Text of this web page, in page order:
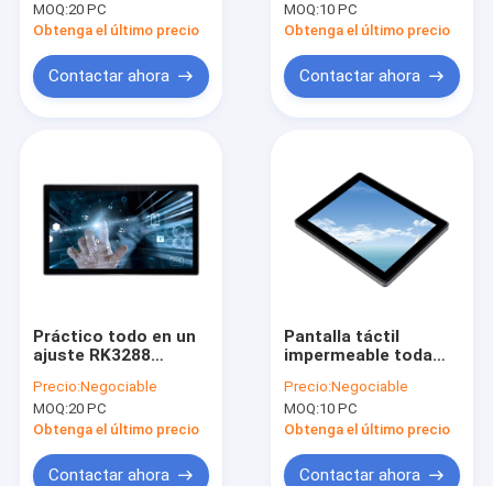
vándalo
MOQ:20 PC
Obtenga el último precio
Contactar ahora
grande
MOQ:10 PC
Obtenga el último precio
Contactar ahora
Práctico todo en un
ajuste RK3288
ordenador de la
pantalla táctil de AIO
antideslumbrante
Precio:Negociable
MOQ:20 PC
Obtenga el último precio
Contactar ahora
Pantalla táctil
impermeable toda
I3 I5 I7 Android del
ordenador del PC de
sobremesa
Precio:Negociable
MOQ:10 PC
Obtenga el último precio
Contactar ahora